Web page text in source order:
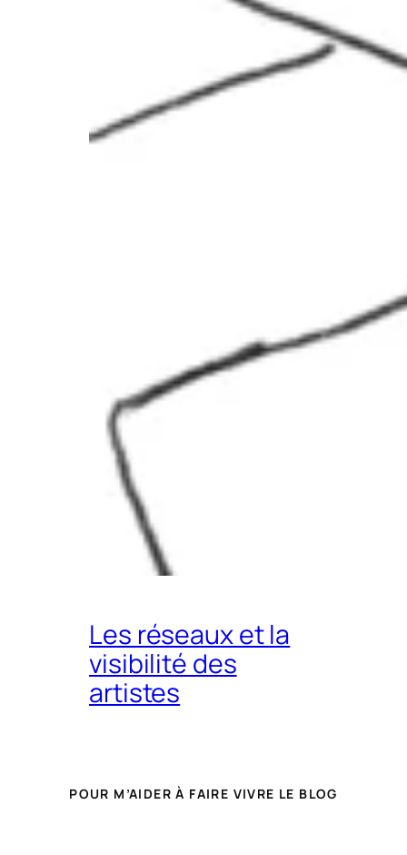
Les réseaux et la
visibilité des
artistes
POUR M’AIDER À FAIRE VIVRE LE BLOG